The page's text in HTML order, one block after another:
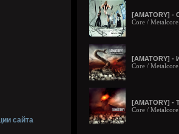
сайта
[AMATORY] -
Core /
[AMATORY] -
Core /
[AMATORY] -
Core /